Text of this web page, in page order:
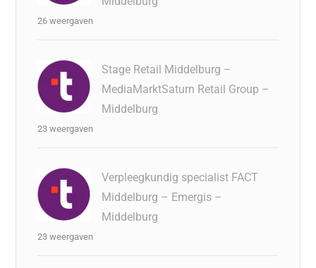
26 weergaven
Stage Retail Middelburg –
MediaMarktSaturn Retail Group –
Middelburg
23 weergaven
Verpleegkundig specialist FACT
Middelburg – Emergis –
Middelburg
23 weergaven